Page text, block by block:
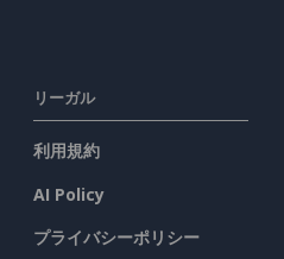
リーガル
利用規約
AI Policy
プライバシーポリシー